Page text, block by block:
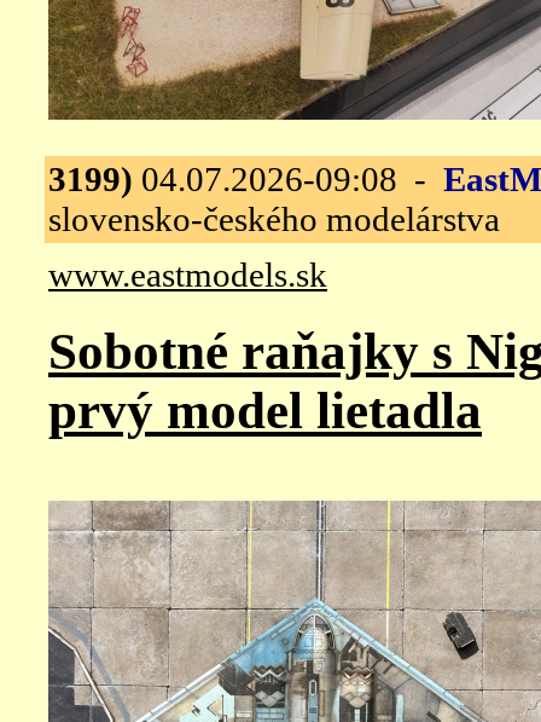
3199) 04.07.2026-09:08 -
slovensko-českého modelárstva
www.eastmodels.sk
Sobotné raňajky s
prvý model lietadla